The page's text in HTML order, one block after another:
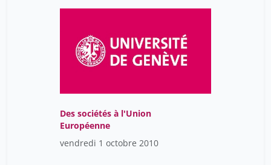
Des sociétés à l'Union
Européenne
vendredi 1 octobre 2010